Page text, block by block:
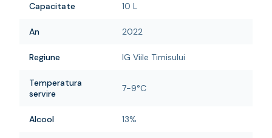
Capacitate 10 L
An 2022
Regiune IG Viile Timisului
Temperatura
servire
7-9°C
Alcool 13%